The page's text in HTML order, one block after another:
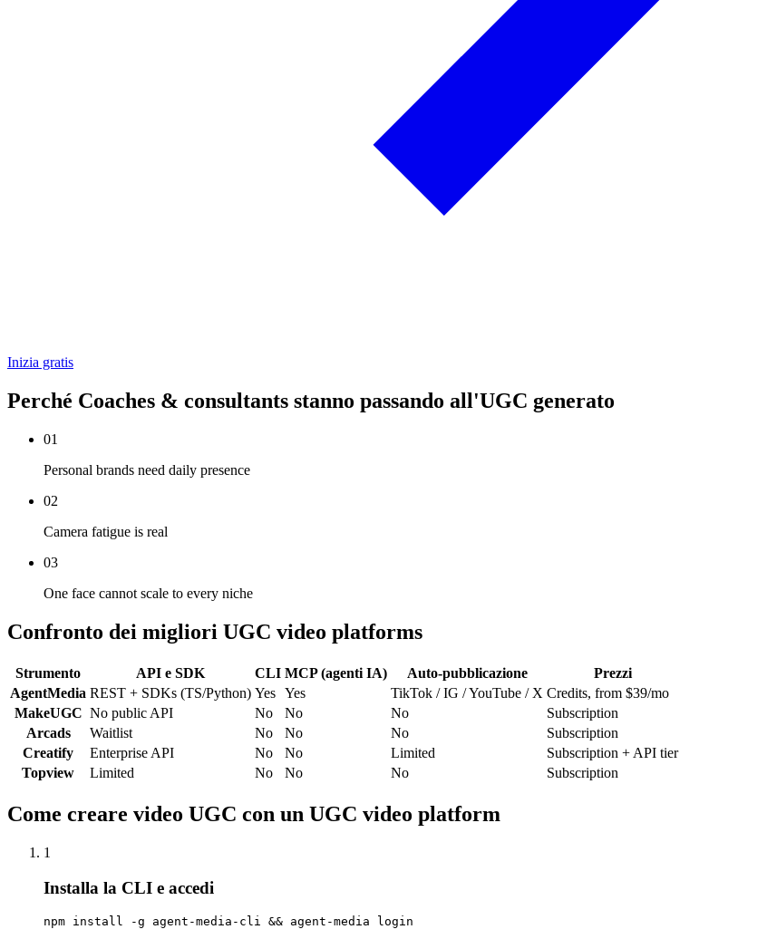
Inizia gratis
Perché Coaches & consultants stanno passando all'UGC generato
01
Personal brands need daily presence
02
Camera fatigue is real
03
One face cannot scale to every niche
Confronto dei migliori UGC video platforms
Strumento API e SDK CLI MCP (agenti IA) Auto-pubblicazione
Prezzi
AgentMedia REST + SDKs (TS/Python) Yes Yes TikTok / IG / YouTube / X Credits, from $39/mo
MakeUGC No public API No No No
Subscription
Arcads
Waitlist No No No
Subscription
Creatify
Enterprise API No No Limited
Subscription + API tier
Topview
Limited No No No Subscription
Come creare video UGC con un UGC video platform
1
Installa la CLI e accedi
npm install -g agent-media-cli && agent-media login